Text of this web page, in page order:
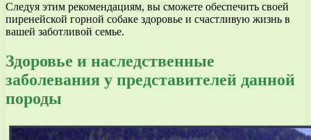
Следуя этим рекомендациям, вы сможете обеспечить своей
пиренейской горной собаке здоровье и счастливую жизнь в
вашей заботливой семье.
Здоровье и наследственные
заболевания у представителей данной
породы